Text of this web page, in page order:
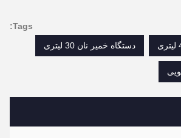
Tags:
دستگاه خمیر نان 30 لیتری